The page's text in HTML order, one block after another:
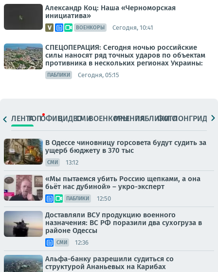
Александр Коц: Наша «Черноморская
инициатива»
ВОЕНКОРЫ Сегодня, 10:41
СПЕЦОПЕРАЦИЯ: Сегодня ночью российские
силы наносят ряд точных ударов по объектам
противника в нескольких регионах Украины:
ПАБЛИКИ Сегодня, 05:15
ЛЕНТАТОПОФИЦ.ВИДЕОСМИВОЕНКОРЫМНЕНИЯПАБЛИКИ
ФОТОЛОНГРИДЫ
В Одессе чиновницу горсовета будут судить за
ущерб бюджету в 370 тыс
СМИ 13:12
«Мы пытаемся убить Россию щепками, а она
бьёт нас дубиной» – укро-эксперт
ПАБЛИКИ 12:50
Доставляли ВСУ продукцию военного
назначения: ВС РФ поразили два сухогруза в
районе Одессы
СМИ 12:36
Альфа-банку разрешили судиться со
структурой Ананьевых на Карибах